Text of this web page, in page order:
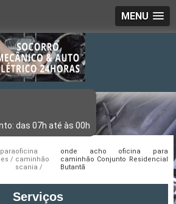
MENU
oficina
caminhão
scania
onde acho oficina para
caminhão Conjunto Residencial
Butantã
Serviços